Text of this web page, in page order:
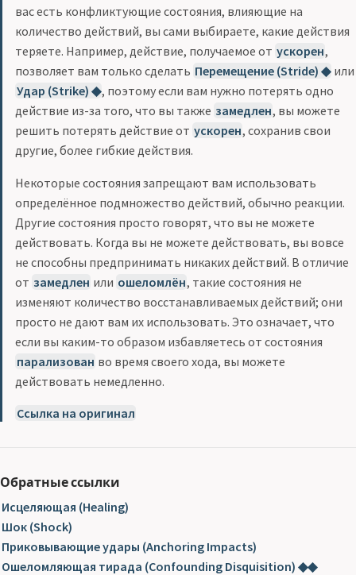
вас есть конфликтующие состояния, влияющие на
количество действий, вы сами выбираете, какие действия
теряете. Например, действие, получаемое от ускорен,
позволяет вам только сделать Перемещение (Stride) ◆ или
Удар (Strike) ◆, поэтому если вам нужно потерять одно
действие из-за того, что вы также замедлен, вы можете
решить потерять действие от ускорен, сохранив свои
другие, более гибкие действия.
Некоторые состояния запрещают вам использовать
определённое подмножество действий, обычно реакции.
Другие состояния просто говорят, что вы не можете
действовать. Когда вы не можете действовать, вы вовсе
не способны предпринимать никаких действий. В отличие
от замедлен или ошеломлён, такие состояния не
изменяют количество восстанавливаемых действий; они
просто не дают вам их использовать. Это означает, что
если вы каким-то образом избавляетесь от состояния
парализован во время своего хода, вы можете
действовать немедленно.
Ссылка на оригинал
Обратные ссылки
Исцеляющая (Healing)
Шок (Shock)
Приковывающие удары (Anchoring Impacts)
Ошеломляющая тирада (Confounding Disquisition) ◆◆